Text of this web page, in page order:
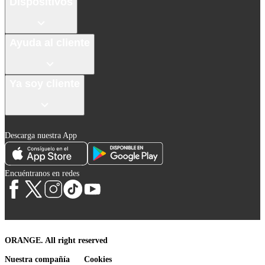
Descarga nuestra App
Encuéntranos en redes
ORANGE. All right reserved
Nuestra compañía Cookies